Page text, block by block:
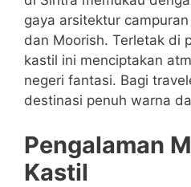
gaya arsitektur
dan Moorish. Terletak di
kastil ini menciptakan
negeri fantasi. Bagi
destinasi penuh warna
Pengalaman
Kastil